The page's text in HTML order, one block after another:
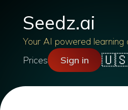
Seedz.ai
Your AI powered learning
Prices
Sign in